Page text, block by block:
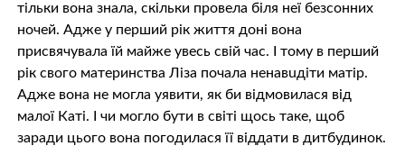
тільки вона знала, скільки провела біля неї безсонних
ночей. Адже у перший рік життя доні вона
присвячувала їй майже увесь свій час. І тому в перший
рік свого материнства Ліза почала ненaвuдіти матір.
Адже вона не могла уявити, як би відмовилася від
малої Каті. І чи могло бути в світі щось таке, щоб
заради цього вона погодилася її віддати в дитбудинок.